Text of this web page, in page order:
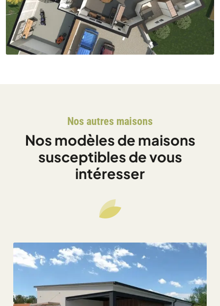
Nos autres maisons
Nos modèles de maisons
susceptibles de vous
intéresser